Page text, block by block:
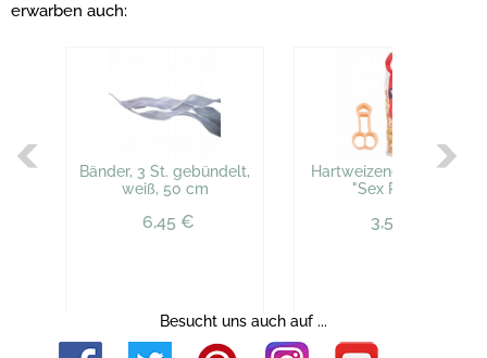
erwarben auch:
Bänder, 3 St. gebündelt,
weiß, 50 cm
6,45 €
Hartweizengrießnudeln
"Sex Pasta"
3,56 €
Besucht uns auch auf ...